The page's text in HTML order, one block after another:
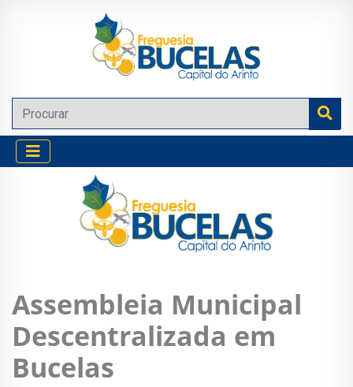
Assembleia Municipal
Descentralizada em
Bucelas